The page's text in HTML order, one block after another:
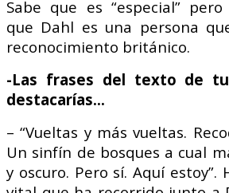
Sabe que es “especial”
que Dahl es una persona
reconocimiento británico.
-Las frases del texto de
destacarías…
– “Vueltas y más vueltas.
Un sinfín de bosques a cual
y oscuro. Pero sí. Aquí estoy”.